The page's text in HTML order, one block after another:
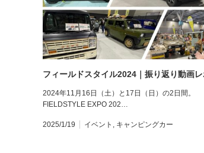
フィールドスタイル2024｜振り返り動画レ
2024年11月16日（土）と17日（日）の2日間。
FIELDSTYLE EXPO 202…
2025/1/19 イベント , キャンピングカー